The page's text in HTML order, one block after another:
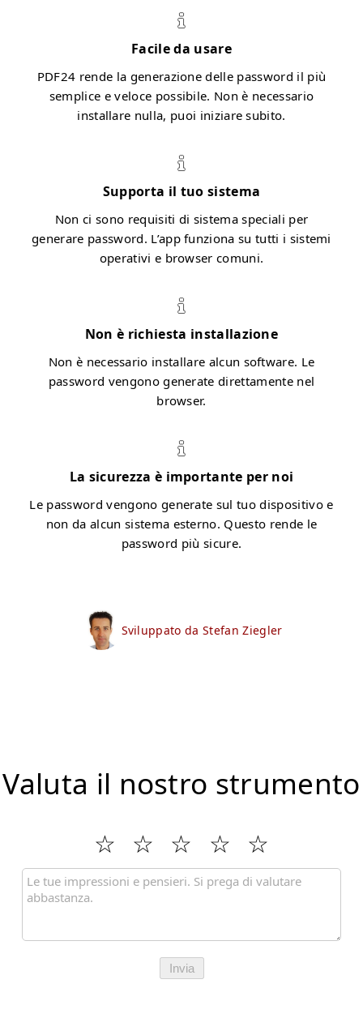
Facile da usare
PDF24 rende la generazione delle password il più
semplice e veloce possibile. Non è necessario
installare nulla, puoi iniziare subito.
Supporta il tuo sistema
Non ci sono requisiti di sistema speciali per
generare password. L’app funziona su tutti i sistemi
operativi e browser comuni.
Non è richiesta installazione
Non è necessario installare alcun software. Le
password vengono generate direttamente nel
browser.
La sicurezza è importante per noi
Le password vengono generate sul tuo dispositivo e
non da alcun sistema esterno. Questo rende le
password più sicure.
Sviluppato da Stefan Ziegler
Valuta il nostro strumento
Invia